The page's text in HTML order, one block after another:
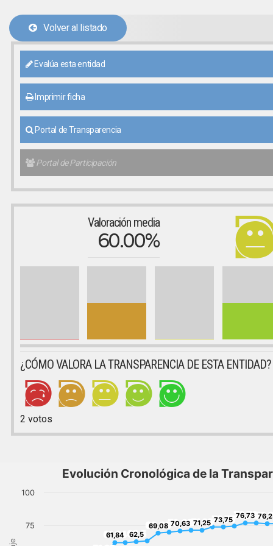
Volver al listado
Evalúa esta entidad
Imprimir ficha
Portal de Transparencia
Portal de Participación
Valoración media
60.00%
¿CÓMO VALORA LA TRANSPARENCIA DE ESTA ENTIDAD?
2 votos
Evolución Cronológica de la
61,84
61,84 62,5
62,5
69,08
69,0870,63
70,63 71,25
71,25 73,75
73,75 76,73
76,73
100
75